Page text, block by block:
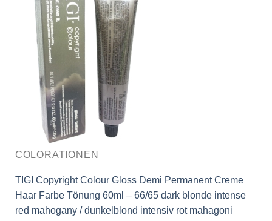
COLORATIONEN
TIGI Copyright Colour Gloss Demi Permanent Creme
Haar Farbe Tönung 60ml – 66/65 dark blonde intense
red mahogany / dunkelblond intensiv rot mahagoni